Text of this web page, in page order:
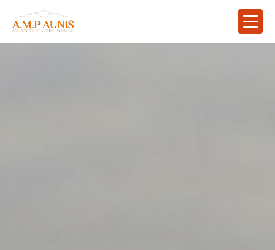
Panneau de gestion des cookies